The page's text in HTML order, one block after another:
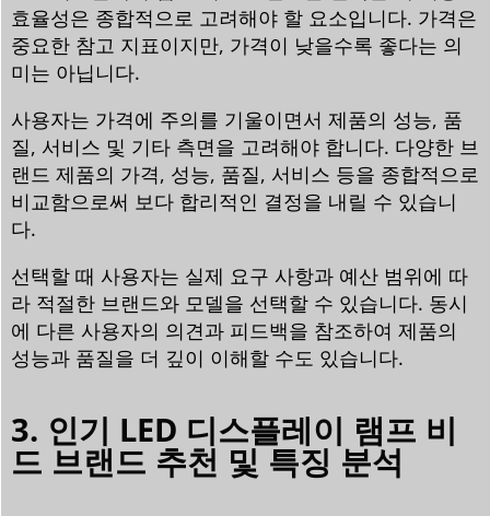
효율성은 종합적으로 고려해야 할 요소입니다. 가격은
중요한 참고 지표이지만, 가격이 낮을수록 좋다는 의
미는 아닙니다.
사용자는 가격에 주의를 기울이면서 제품의 성능, 품
질, 서비스 및 기타 측면을 고려해야 합니다. 다양한 브
랜드 제품의 가격, 성능, 품질, 서비스 등을 종합적으로
비교함으로써 보다 합리적인 결정을 내릴 수 있습니
다.
선택할 때 사용자는 실제 요구 사항과 예산 범위에 따
라 적절한 브랜드와 모델을 선택할 수 있습니다. 동시
에 다른 사용자의 의견과 피드백을 참조하여 제품의
성능과 품질을 더 깊이 이해할 수도 있습니다.
3. 인기 LED 디스플레이 램프 비
드 브랜드 추천 및 특징 분석